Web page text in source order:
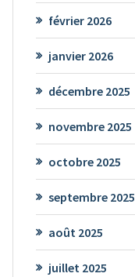
février 2026
janvier 2026
décembre 2025
novembre 2025
octobre 2025
septembre 2025
août 2025
juillet 2025